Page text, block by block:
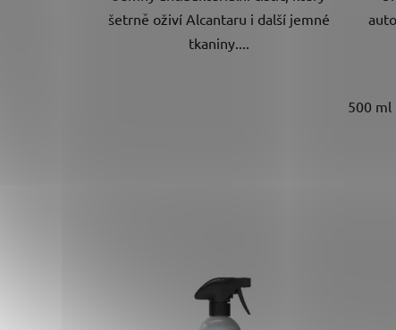
šetrně oživí Alcantaru i další jemné
tkaniny....
500 ml